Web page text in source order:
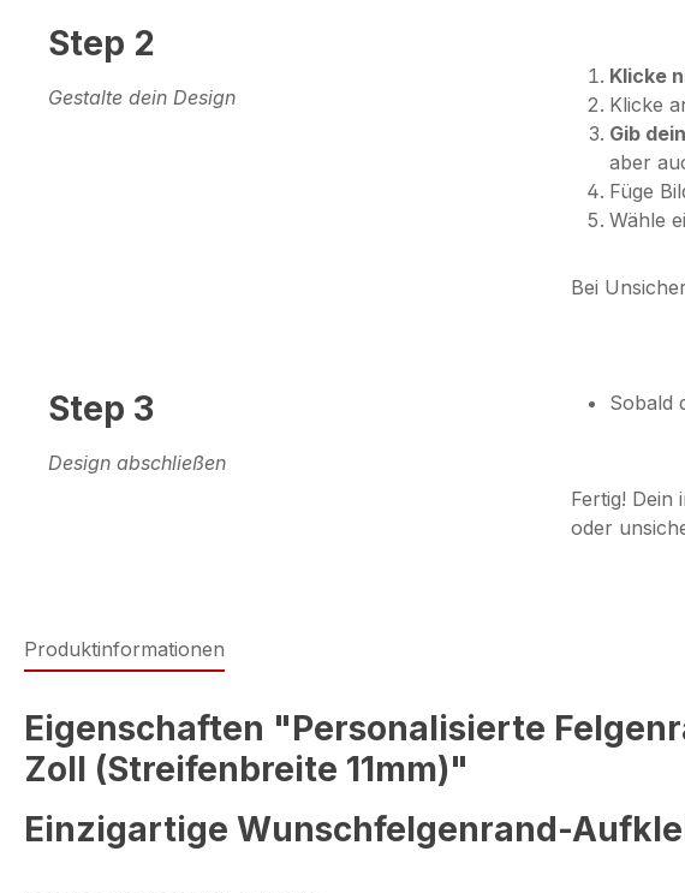
Step 2
Gestalte dein Design
Klicke
Klicke
Gib
aber
Füge
Wähle
Bei
Step 3
Design abschließen
Sobald
Fertig! Dein
oder
Produktinformationen
Eigenschaften "Personalisierte
Zoll (Streifenbreite 11mm)"
Einzigartige Wunschfelgenrand-